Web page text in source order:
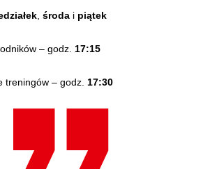
środa i piątek
– godz. 17:15
treningów – godz. 17:30